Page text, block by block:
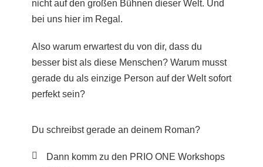
nicht auf den großen Bühnen dieser Welt. Und
bei uns hier im Regal.
Also warum erwartest du von dir, dass du
besser bist als diese Menschen? Warum musst
gerade du als einzige Person auf der Welt sofort
perfekt sein?
Du schreibst gerade an deinem Roman?
Dann komm zu den PRIO ONE Workshops